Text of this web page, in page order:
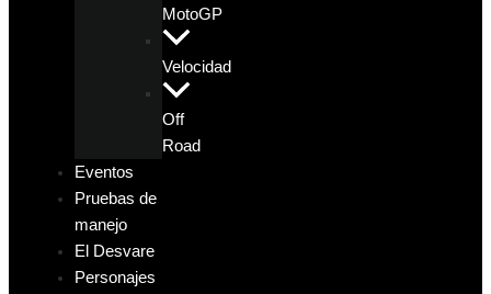
MotoGP
Velocidad
Off
Road
Eventos
Pruebas de
manejo
El Desvare
Personajes